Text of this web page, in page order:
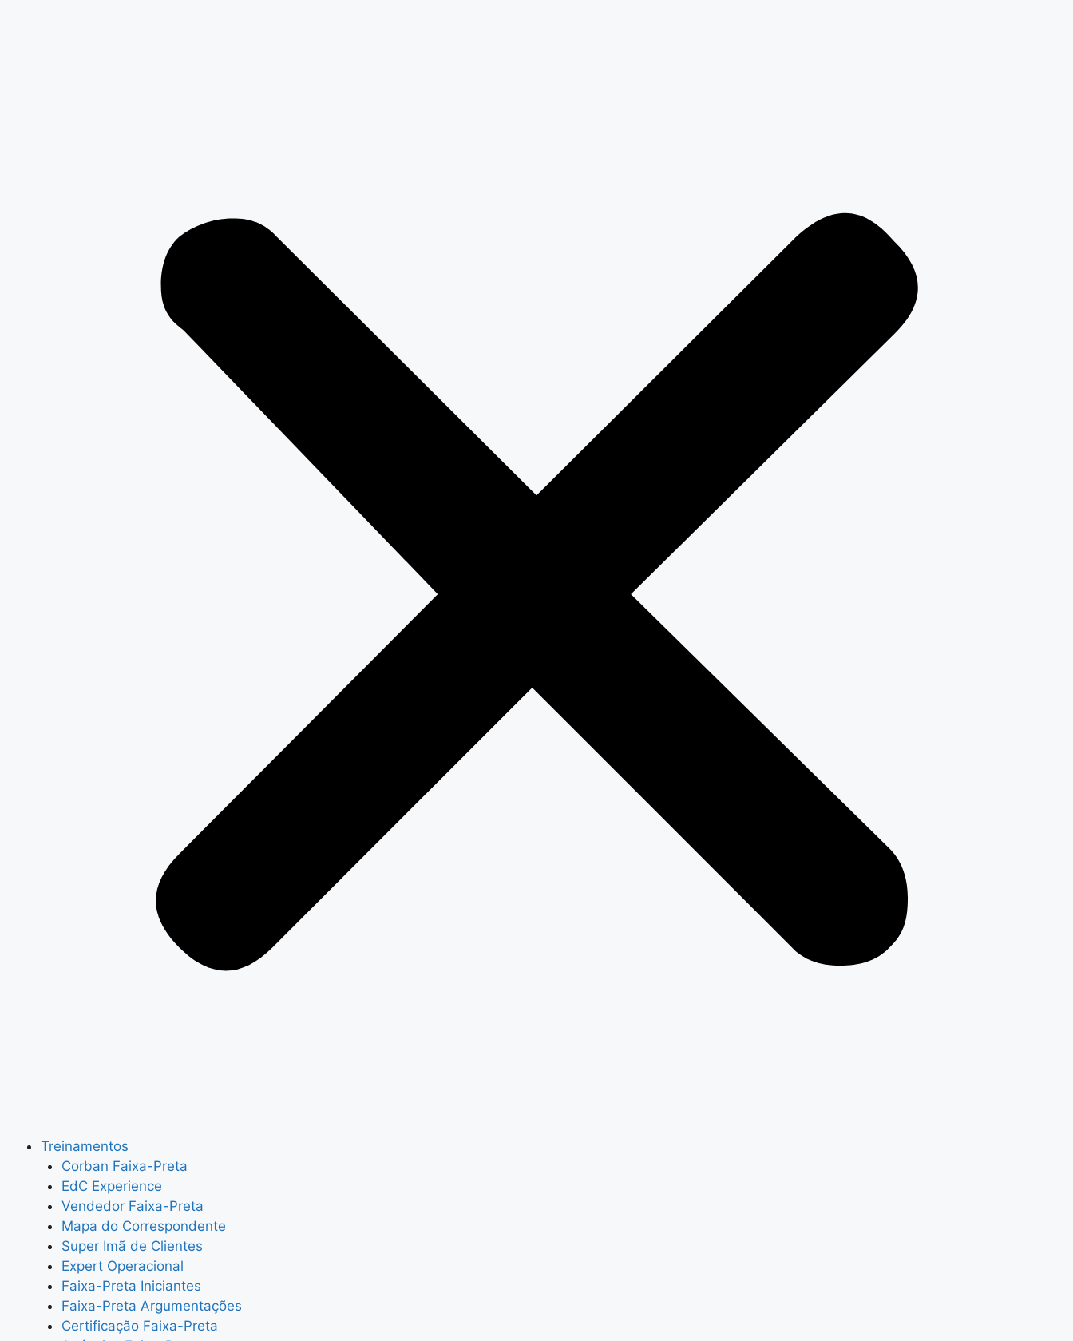
Treinamentos
Corban Faixa-Preta
EdC Experience
Vendedor Faixa-Preta
Mapa do Correspondente
Super Imã de Clientes
Expert Operacional
Faixa-Preta Iniciantes
Faixa-Preta Argumentações
Certificação Faixa-Preta